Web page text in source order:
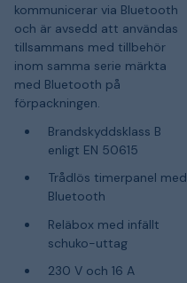
kommunicerar via Bluetooth
och är avsedd att användas
tillsammans med tillbehör
inom samma serie märkta
med Bluetooth på
förpackningen.
Brandskyddsklass B
enligt EN 50615
Trådlös timerpanel med
Bluetooth
Reläbox med infällt
schuko-uttag
230 V och 16 A